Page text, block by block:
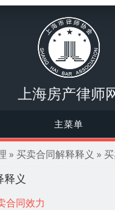
上海房产律师
主菜单
» 买卖合同解释释义 »
释义
合同效力